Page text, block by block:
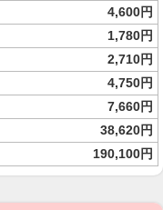
4,600円
1,780円
2,710円
4,750円
7,660円
38,620円
190,100円